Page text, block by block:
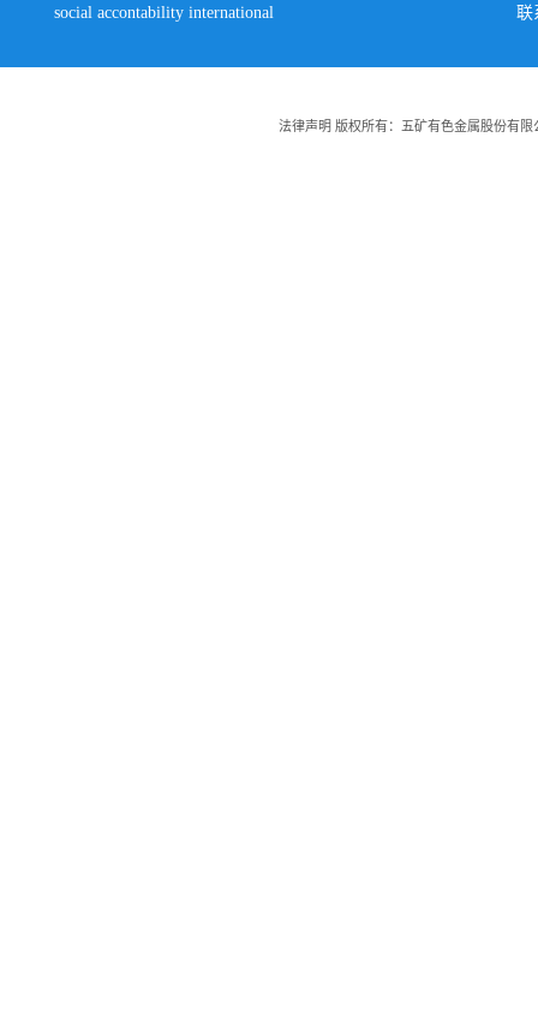
social accontability international
联
法律声明 版权所有：五矿有色金属股份有限